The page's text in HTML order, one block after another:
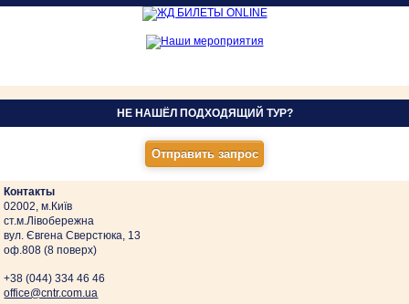
НЕ НАШЁЛ ПОДХОДЯЩИЙ ТУР?
Контакты
02002, м.Київ
ст.м.Лівобережна
вул. Євгена Сверстюка, 13
оф.808 (8 поверх)
+38 (044)334 46 46
оffice@cntr.com.ua